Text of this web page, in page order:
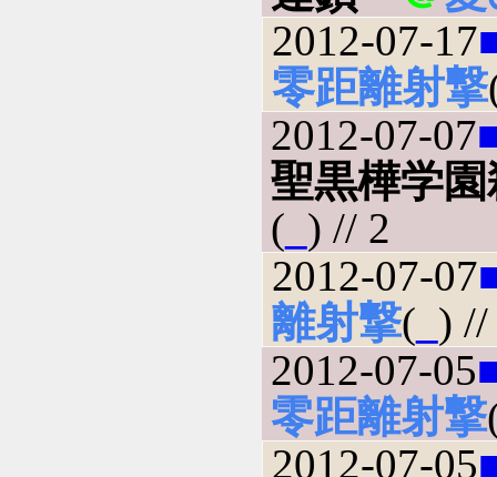
2012-07-17
零距離射撃
2012-07-07
聖黒樺学
( ) // 2
2012-07-07
離射撃( )
2012-07-05
零距離射撃
2012-07-05